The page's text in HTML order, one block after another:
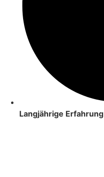
Langjährige Erfahrung